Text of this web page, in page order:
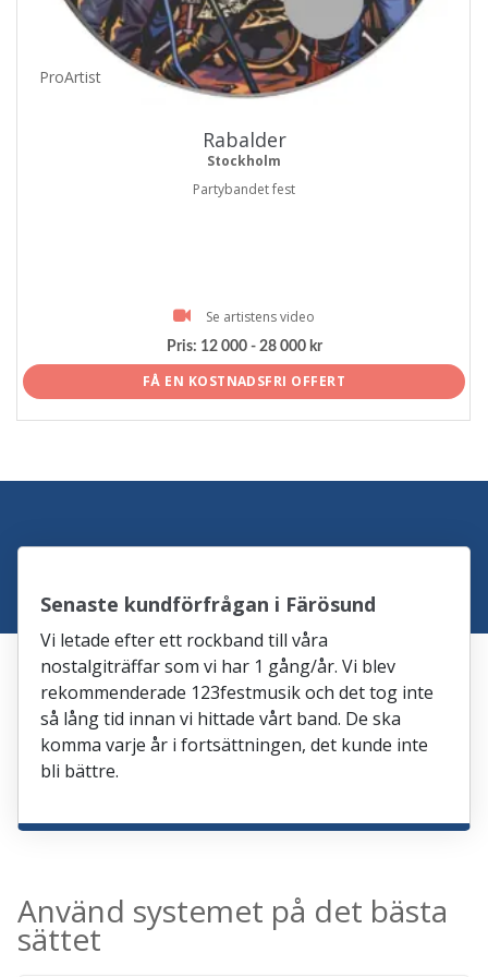
ProArtist
Rabalder
Stockholm
Partybandet fest
Se artistens video
Pris: 12 000 - 28 000 kr
FÅ EN KOSTNADSFRI OFFERT
Senaste kundförfrågan i Färösund
Vi letade efter ett rockband till våra
nostalgiträffar som vi har 1 gång/år. Vi blev
rekommenderade 123festmusik och det tog inte
så lång tid innan vi hittade vårt band. De ska
komma varje år i fortsättningen, det kunde inte
bli bättre.
Använd systemet på det bästa
sättet